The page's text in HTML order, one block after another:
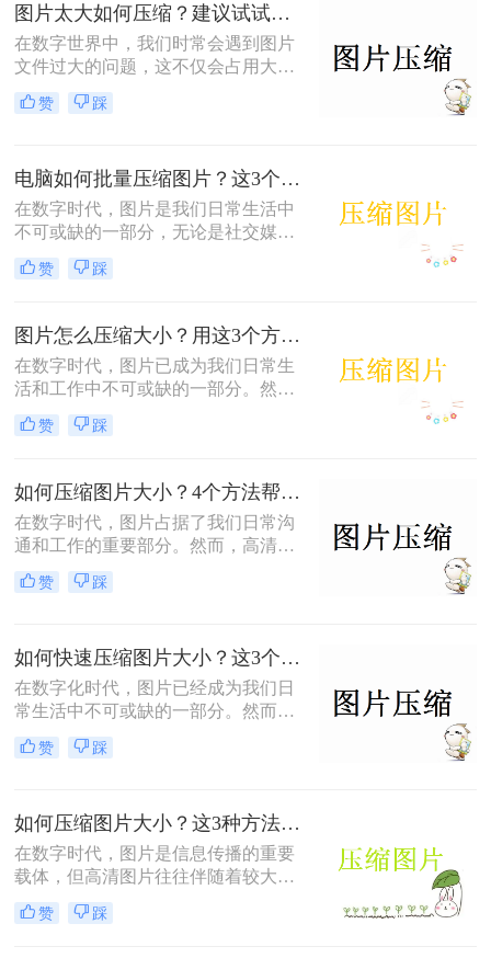
图片太大如何压缩？建议试试这三种方法！
在数字世界中，我们时常会遇到图片
文件过大的问题，这不仅会占用大量
的存储空间，还可能影响图片在网络
中的加载速度和分享效率。那么图片
小图片文件的大小。
赞 踩
电脑如何批量压缩图片？这3个方法一学就会！
在数字时代，图片是我们日常生活中
不可或缺的一部分，无论是社交媒体
分享、网站设计还是日常工作中的文
档，高质量的图片都扮演着重要角
的文件大小，这不仅占用大量的存储
空间，还会影响网络传输速度。因
此，学会在电脑上批量压缩图片，既
能优化存储资源，又能提升工作效
率。本文将详细介绍电脑如何批量压
缩图片方法。
赞 踩
图片怎么压缩大小？用这3个方法就能一键无损压缩图片！
在数字时代，图片已成为我们日常生
活和工作中不可或缺的一部分。然
而，高清图片往往伴随着较大的文件
体积，这不仅会占用大量存储空间，
此，学会图片怎么压缩大小变得尤为
重要。本文将详细介绍几种常用的图
片压缩方法，帮助您轻松减小图片文
件的大小。
赞 踩
如何压缩图片大小？4个方法帮你搞定！
在数字时代，图片占据了我们日常沟
通和工作的重要部分。然而，高清图
片的文件大小往往较大，这不仅消耗
存储空间，还可能影响网页加载速度
同时减小其体积，是一项十分有用的
技能。本文将介绍几种常用的方法来
压缩图片，适用于不同的应用场景和
赞 踩
如何快速压缩图片大小？这3个压缩方法了解一下！
在数字化时代，图片已经成为我们日
常生活中不可或缺的一部分。然而，
高质量的图片往往伴随着较大的文件
体积，这给存储和传输带来了不小的
快速压缩图片大小的方法，帮助你轻
松应对这一需求。
赞 踩
如何压缩图片大小？这3种方法有效快速解决！
在数字时代，图片是信息传播的重要
载体，但高清图片往往伴随着较大的
文件体积，这对存储空间和网络传输
构成了挑战。因此，学会如何压缩图
赞 踩